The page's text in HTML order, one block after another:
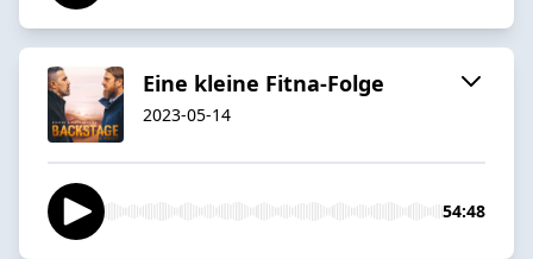
Eine kleine Fitna-Folge
2023-05-14
54:48